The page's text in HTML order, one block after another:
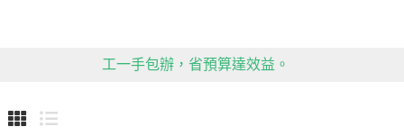
工一手包辦，省預算達效益。